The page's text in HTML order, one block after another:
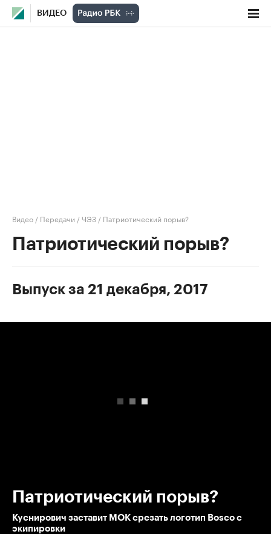
ВИДЕО
Видео / Передачи /ЧЭЗ / Патриотический порыв?
Патриотический порыв?
Выпуск за 21 декабря, 2017
Патриотический порыв?
Куснирович заставит МОК срезать логотип Bosco с
экипировки